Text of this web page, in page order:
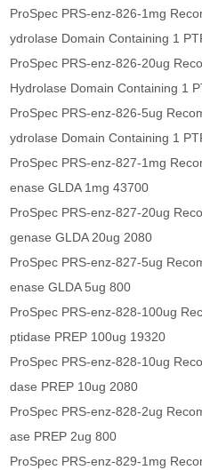
ProSpec PRS-enz-826-1mg
ydrolase Domain Containing 1
ProSpec PRS-enz-826-20ug
Hydrolase Domain Containing 1
ProSpec PRS-enz-826-5ug
ydrolase Domain Containing 1
ProSpec PRS-enz-827-1mg
enase GLDA 1mg 43700
ProSpec PRS-enz-827-20ug
genase GLDA 20ug 2080
ProSpec PRS-enz-827-5ug
enase GLDA 5ug 800
ProSpec PRS-enz-828-100ug
ptidase PREP 100ug 19320
ProSpec PRS-enz-828-10ug
dase PREP 10ug 2080
ProSpec PRS-enz-828-2ug
ase PREP 2ug 800
ProSpec PRS-enz-829-1mg